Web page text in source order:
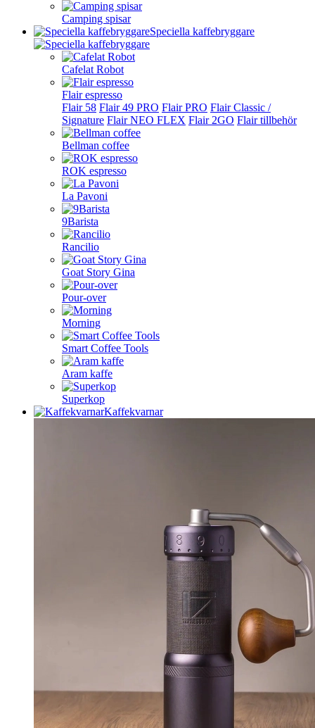
Camping spisar
Speciella kaffebryggare
Cafelat Robot
Flair espresso
Flair 58 Flair 49 PRO Flair PRO Flair Classic /
Signature Flair NEO FLEX Flair 2GO Flair tillbehör
Bellman coffee
ROK espresso
La Pavoni
9Barista
Rancilio
Goat Story Gina
Pour-over
Morning
Smart Coffee Tools
Aram kaffe
Superkop
Kaffekvarnar